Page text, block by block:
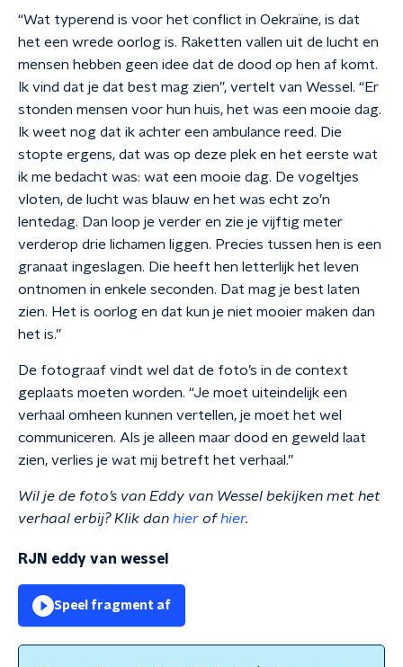
“Wat typerend is voor het conflict in Oekraïne, is dat
het een wrede oorlog is. Raketten vallen uit de lucht en
mensen hebben geen idee dat de dood op hen af komt.
Ik vind dat je dat best mag zien”, vertelt van Wessel. “Er
stonden mensen voor hun huis, het was een mooie dag.
Ik weet nog dat ik achter een ambulance reed. Die
stopte ergens, dat was op deze plek en het eerste wat
ik me bedacht was: wat een mooie dag. De vogeltjes
vloten, de lucht was blauw en het was echt zo’n
lentedag. Dan loop je verder en zie je vijftig meter
verderop drie lichamen liggen. Precies tussen hen is een
granaat ingeslagen. Die heeft hen letterlijk het leven
ontnomen in enkele seconden. Dat mag je best laten
zien. Het is oorlog en dat kun je niet mooier maken dan
het is.”
De fotograaf vindt wel dat de foto’s in de context
geplaats moeten worden. “Je moet uiteindelijk een
verhaal omheen kunnen vertellen, je moet het wel
communiceren. Als je alleen maar dood en geweld laat
zien, verlies je wat mij betreft het verhaal.”
Wil je de foto’s van Eddy van Wessel bekijken met het
verhaal erbij? Klik dan hier ofhier.
RJN eddy van wessel
Speel fragment af